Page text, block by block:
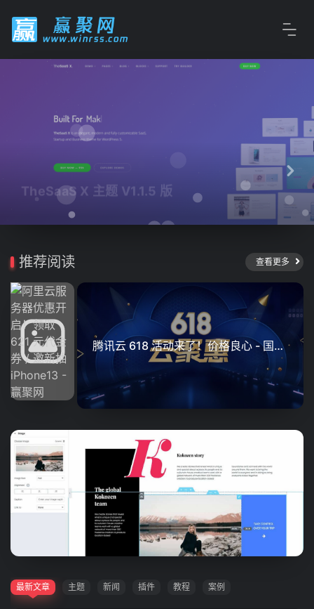
TheSaaS X 主题 V1.1.5 版
推荐阅读 查看更多
腾讯云 618 活动来了！价格良心 - 国内便宜的云服务器
世界领先的 WordPress 页面构建插件 Elementor Pro V2.10.0
最新文章 主题 新闻 插件 教程 案例